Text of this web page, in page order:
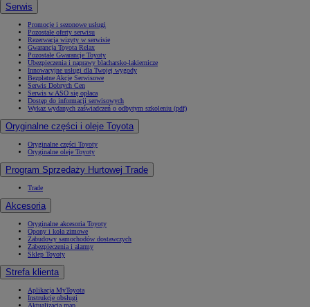
Serwis
Promocje i sezonowe usługi
Pozostałe oferty serwisu
Rezerwacja wizyty w serwisie
Gwarancja Toyota Relax
Pozostałe Gwarancje Toyoty
Ubezpieczenia i naprawy blacharsko-lakiernicze
Innowacyjne usługi dla Twojej wygody
Bezpłatne Akcje Serwisowe
Serwis Dobrych Cen
Serwis w ASO się opłaca
Dostęp do informacji serwisowych
Wykaz wydanych zaświadczeń o odbytym szkoleniu (pdf)
Oryginalne części i oleje Toyota
Oryginalne części Toyoty
Oryginalne oleje Toyoty
Program Sprzedaży Hurtowej Trade
Trade
Akcesoria
Oryginalne akcesoria Toyoty
Opony i koła zimowe
Zabudowy samochodów dostawczych
Zabezpieczenia i alarmy
Sklep Toyoty
Strefa klienta
Aplikacja MyToyota
Instrukcje obsługi
Aktualizacja map